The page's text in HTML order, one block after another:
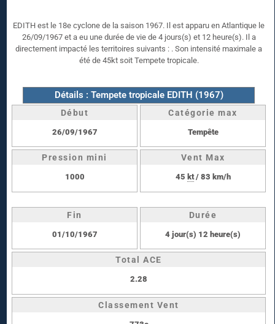
EDITH est le 18e cyclone de la saison 1967. Il est apparu en Atlantique le
26/09/1967 et a eu une durée de vie de 4 jours(s) et 12 heure(s). Il a
directement impacté les territoires suivants : . Son intensité maximale a
été de 45kt soit Tempete tropicale.
Détails : Tempete tropicale EDITH (1967)
Début
26/09/1967
Catégorie max
Tempête
Pression mini
1000
Vent Max
45 kt/ 83 km/h
Fin
01/10/1967
Durée
4 jour(s) 12 heure(s)
Total ACE
2.28
Classement Vent